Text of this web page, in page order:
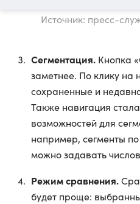
Источник: пресс-
Сегментация. Кнопка
заметнее. По клику на
сохраненные и
Также навигация
возможностей для
например, сегменты
можно задавать
Режим сравнения.
будет проще: